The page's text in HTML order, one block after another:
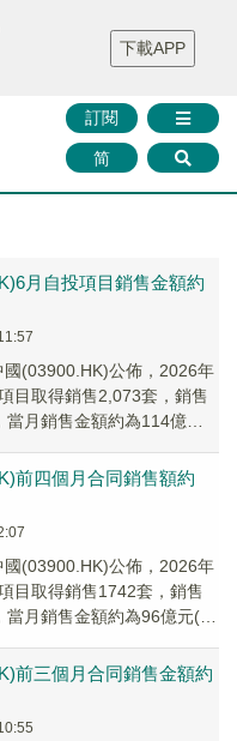
財華證券 媒體矩陣
智庫沙龍
聯絡我們
訂閱
简
下載APP
月自投項目銷售金額約
國(03900.HK)公佈，2026年
目取得銷售2,073套，銷售
月銷售金額約為114億元
前四個月合同銷售額約
國(03900.HK)公佈，2026年
目取得銷售1742套，銷售
月銷售金額約為96億元(人
前三個月合同銷售金額約